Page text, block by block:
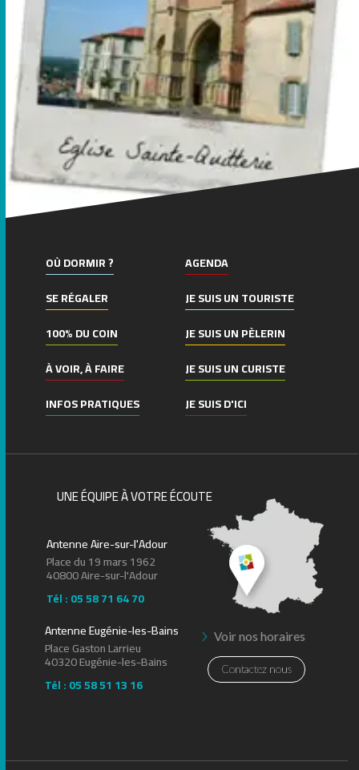
OÙ DORMIR ?
SE RÉGALER
100% DU COIN
À VOIR, À FAIRE
INFOS PRATIQUES
AGENDA
JE SUIS UN TOURISTE
JE SUIS UN PÈLERIN
JE SUIS UN CURISTE
JE SUIS D'ICI
UNE ÉQUIPE À VOTRE ÉCOUTE
Antenne Aire-sur-l'Adour
Place du 19 mars 1962
40800 Aire-sur-l'Adour
Tél : 05 58 71 64 70
Voir nos horaires
Antenne Eugénie-les-Bains
Place Gaston Larrieu
40320 Eugénie-les-Bains
Tél : 05 58 51 13 16
Contactez nous